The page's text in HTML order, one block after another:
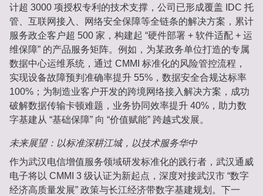
计超 3000 项授权专利的技术支撑，公司已形成覆盖 IDC 托
管、互联网接入、网络安全保障等全链条的解决方案，累计
服务政企客户超 500 家，构建起 “硬件部署 + 软件适配 + 运
维保障” 的产品服务矩阵。例如，为某政务单位打造的专属
数据中心运维系统，通过 CMMI 标准化的风险管控流程，
实现设备故障预判准确率提升 55%，数据安全合规达标率
100%；为制造业客户开发的跨境网络接入解决方案，成功
破解数据传输卡顿难题，业务协同效率提升 40%，助力数
字基建从 “基础保障” 向 “价值赋能” 跨越式发展。
未来展望：以标准深耕江城，以技术服务华中
作为武汉电信增值服务领域研发标准化的践行者，武汉通威
电子将以 CMMI 3 级认证为新起点，深度对接武汉市 “数字
经济高质量发展” 政策与长江经济带数字基建规划。下一